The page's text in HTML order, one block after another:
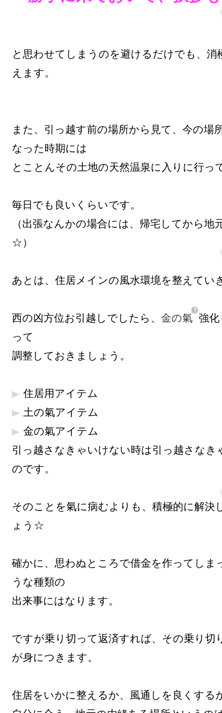
と思わせてしまうのを避けるだけでも、消
えます。
また、引っ越す前の場所から見て、今の場
なった時期には
とことんその土地の天然温泉に入りに行っ
毎日でも良いくらいです。
（出張なんかの場合には、帰宅してから地
☆）
あとは、住居メインの風水環境を整えてい
西の凶方位お引越しでしたら、 金の氣 強
って
調整しておきましょう。
住居用アイテム
土の氣アイテム
金の氣アイテム
引っ越さなきゃいけない時は引っ越さなき
のです。
そのことを氣に病むよりも、積極的に解決
ょう☆
確かに、思わぬところで借金を作ってしま
うな種類の
出来事にはなります。
ですが乗り切って返済すれば、その乗り切
が身につきます。
住居をいかに整えるか、風通しを良くする